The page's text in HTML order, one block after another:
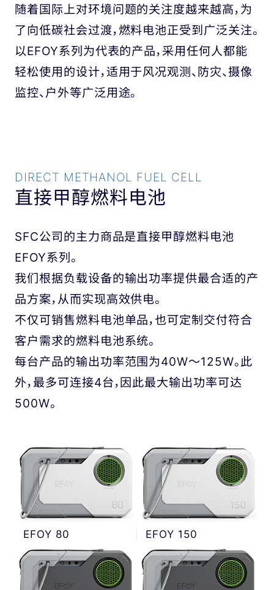
随着国际上对环境问题的关注度越来越高，为
了向低碳社会过渡，燃料电池正受到广泛关注。
以EFOY系列为代表的产品，采用任何人都能
轻松使用的设计，适用于风况观测、防灾、摄像
监控、户外等广泛用途。
DIRECT METHANOL FUEL CELL
直接甲醇燃料电池
SFC公司的主力商品是直接甲醇燃料电池
EFOY系列。
我们根据负载设备的输出功率提供最合适的产
品方案，从而实现高效供电。
不仅可销售燃料电池单品，也可定制交付符合
客户需求的燃料电池系统。
每台产品的输出功率范围为40W～125W。此
外，最多可连接4台，因此最大输出功率可达
500W。
EFOY 80 EFOY 150